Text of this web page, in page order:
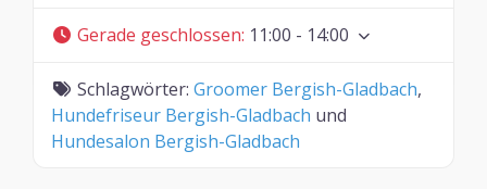
Gerade geschlossen: 11:00 - 14:00
Schlagwörter: Groomer Bergish-Gladbach,
Hundefriseur Bergish-Gladbach und
Hundesalon Bergish-Gladbach